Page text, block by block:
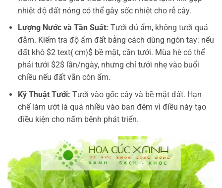
nhiệt độ đất nóng có thể gây sốc nhiệt cho rễ cây.
Lượng Nước và Tần Suất: Tưới đủ ẩm, không tưới quá
đẫm. Kiểm tra độ ẩm đất bằng cách dùng ngón tay: nếu
đất khô $2 text{ cm}$ bề mặt, cần tưới. Mùa hè có thể
phải tưới $2$ lần/ngày, nhưng chỉ tưới nhẹ vào buổi
chiều nếu đất vẫn còn ẩm.
Kỹ Thuật Tưới: Tưới vào gốc cây và bề mặt đất. Hạn
chế làm ướt lá quá nhiều vào ban đêm vì điều này tạo
điều kiện cho nấm bệnh phát triển.